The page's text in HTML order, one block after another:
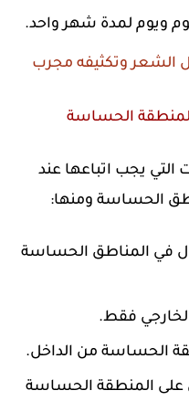
ويوم لمدة شهر واحد.
الشعر وتكثيفه مجرب
يجب اتباعها عند
الحساسة ومنها:
في المناطق الحساسة
الخارجي فقط.
الحساسة من الداخل.
على المنطقة الحساسة